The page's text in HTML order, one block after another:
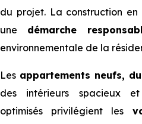
du projet. La construction
une démarche
environnementale de la
Les appartements neufs,
des intérieurs spacieux
optimisés privilégient les